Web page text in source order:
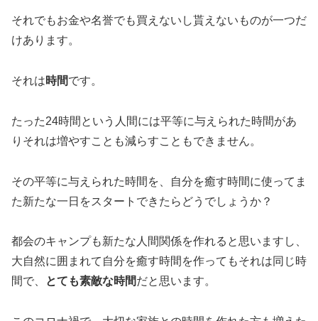
それでもお金や名誉でも買えないし貰えないものが一つだ
けあります。
それは時間です。
たった24時間という人間には平等に与えられた時間があ
りそれは増やすことも減らすこともできません。
その平等に与えられた時間を、自分を癒す時間に使ってま
た新たな一日をスタートできたらどうでしょうか？
都会のキャンプも新たな人間関係を作れると思いますし、
大自然に囲まれて自分を癒す時間を作ってもそれは同じ時
間で、
とても素敵な時間だと思います。